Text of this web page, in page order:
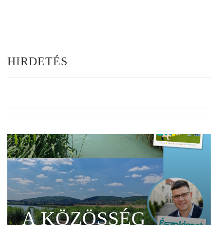
HIRDETÉS
A KÖZÖSSÉG